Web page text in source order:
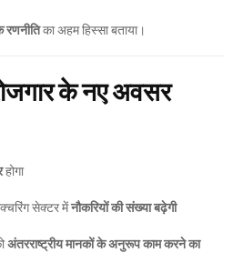
रणनीतिका अहम हिस्सा बताया।
के नए अवसर
होगा
सेक्टर मेंनौकरियों की संख्या बढ़ेगी
अंतरराष्ट्रीय मानकों के अनुरूप काम करने का